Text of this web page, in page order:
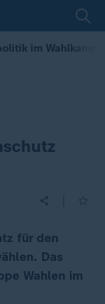
im
für den
Das
Wahlen im